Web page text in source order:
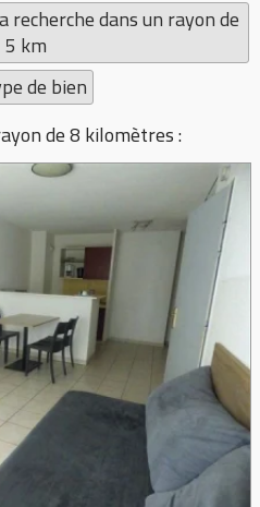
recherche dans un rayon de
5 km
de bien
de 8 kilomètres :